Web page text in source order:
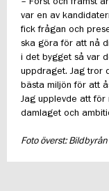
var en av
fick frågan och
ska göra för att nå
i det bygget så var
uppdraget. Jag tror
bästa miljön för att
Jag upplevde att för
damlaget och
Foto överst: Bildbyrån